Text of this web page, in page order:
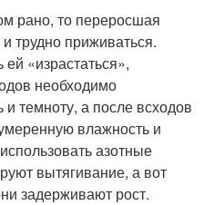
рано, то переросшая
трудно приживаться.
«израстаться»,
необходимо
и темноту, а после всходов
влажность и
азотные
вытягивание, а вот
задерживают рост.